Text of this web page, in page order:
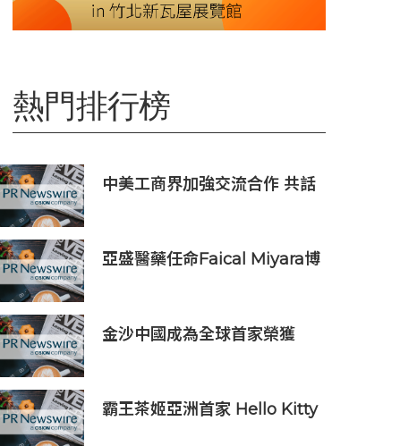
熱門排行榜
中美工商界加強交流合作 共話
亞盛醫藥任命Faical Miyara博
金沙中國成為全球首家榮獲
霸王茶姬亞洲首家 Hello Kitty